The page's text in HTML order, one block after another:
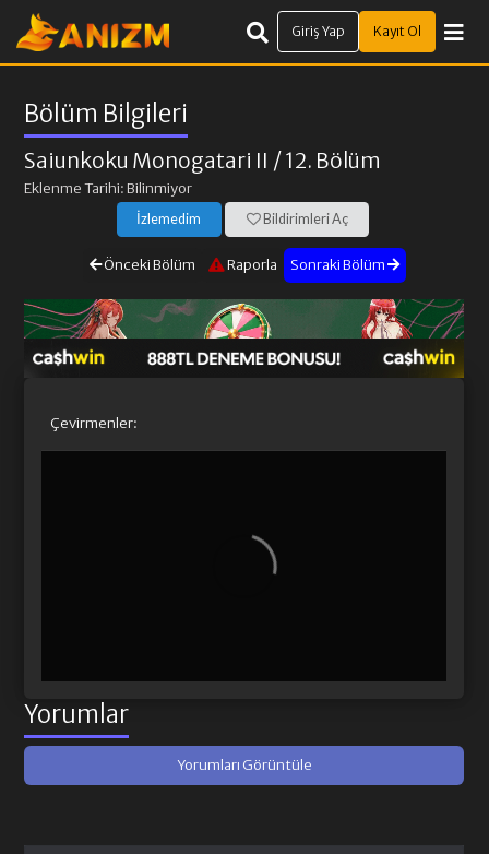
Giriş Yap Kayıt Ol
Bölüm Bilgileri
Saiunkoku Monogatari II / 12. Bölüm
Eklenme Tarihi: Bilinmiyor
İzlemedim Bildirimleri Aç
Önceki Bölüm Raporla Sonraki Bölüm
Çevirmenler:
Yorumlar
Yorumları Görüntüle